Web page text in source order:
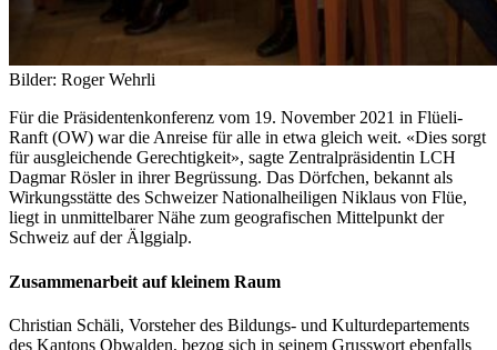
Bilder: Roger Wehrli
Für die Präsidentenkonferenz vom 19. November 2021 in Flüeli-
Ranft (OW) war die Anreise für alle in etwa gleich weit. «Dies sorgt
für ausgleichende Gerechtigkeit», sagte Zentralpräsidentin LCH
Dagmar Rösler in ihrer Begrüssung. Das Dörfchen, bekannt als
Wirkungsstätte des Schweizer Nationalheiligen Niklaus von Flüe,
liegt in unmittelbarer Nähe zum geografischen Mittelpunkt der
Schweiz auf der Älggialp.
Zusammenarbeit auf kleinem Raum
Christian Schäli, Vorsteher des Bildungs- und Kulturdepartements
des Kantons Obwalden, bezog sich in seinem Grusswort ebenfalls